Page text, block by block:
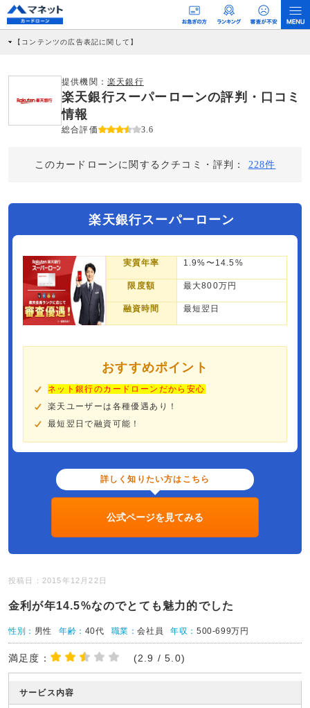
【コンテンツの広告表記に関して】
社に対して企業から紹介報酬が支払われるという収益モデルです。 ただし、特定の
商品を根拠なくPRするものではなく、当編集部の調査／ユーザーへの口コミ収集な
どに基づき、公平性を担保した情報提供を行っています。
提供機関： 楽天銀行
楽天銀行スーパーローンの評判・口コミ
情報
総合評価 3.6
このカードローンに関するクチコミ・評判： 228件
楽天銀行スーパーローン
実質年率 1.9%〜14.5%
限度額 最大800万円
融資時間 最短翌日
おすすめポイント
ネット銀行のカードローンだから安心
楽天ユーザーは各種優遇あり！
最短翌日で融資可能！
詳しく知りたい方はこちら
公式ページを見てみる
投稿日：2015年12月22日
金利が年14.5%なのでとても魅力的でした
性別： 男性 年齢： 40代 職業：会社員 年収：500-699万円
満足度： (2.9 / 5.0)
サービス内容